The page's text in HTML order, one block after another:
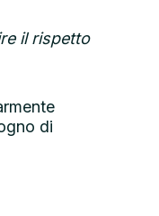
il rispetto
di